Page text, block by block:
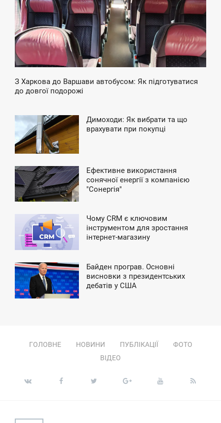
З Харкова до Варшави автобусом: Як підготуватися
до довгої подорожі
Димоходи: Як вибрати та що
врахувати при покупці
Ефективне використання
сонячної енергії з компанією
"Сонергія"
Чому CRM є ключовим
інструментом для зростання
інтернет-магазину
Байден програв. Основні
висновки з президентських
дебатів у США
ГОЛОВНЕ НОВИНИ ПУБЛІКАЦІЇ
ФОТО
ВІДЕО